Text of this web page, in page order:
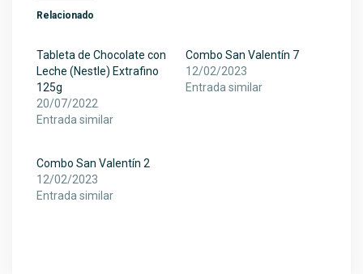
Relacionado
Tableta de Chocolate con
Leche (Nestle) Extrafino
125g
20/07/2022
Entrada similar
Combo San Valentín 7
12/02/2023
Entrada similar
Combo San Valentín 2
12/02/2023
Entrada similar